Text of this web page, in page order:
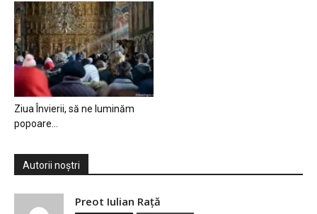
Ziua Învierii, să ne luminăm
popoare…
Autorii noștri
Preot Iulian Raţă